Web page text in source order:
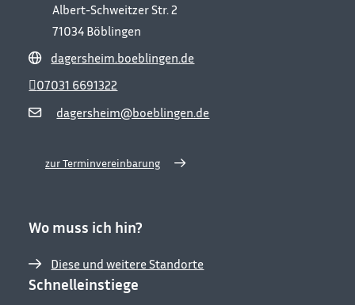
Albert-Schweitzer Str. 2
71034 Böblingen
dagersheim.boeblingen.de
dagersheim@boeblingen.de
07031 6691322
zur Terminvereinbarung
Wo muss ich hin?
Diese und weitere Standorte
Schnelleinstiege